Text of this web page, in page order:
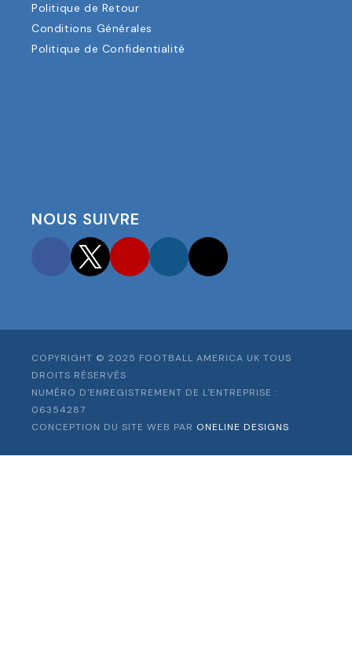
Politique de Retour
Conditions Générales
Politique de Confidentialité
NOUS SUIVRE
FacebookTwitterYouTubeInstagram
COPYRIGHT © 2025 FOOTBALL AMERICA UK TOUS
DROITS RÉSERVÉS
NUMÉRO D'ENREGISTREMENT DE L'ENTREPRISE :
06354287
CONCEPTION DU SITE WEB PAR ONELINE DESIGNS